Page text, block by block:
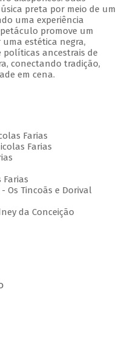
preta por meio de um
uma experiência
promove um
estética negra,
ancestrais de
conectando tradição,
em cena.
Farias
Farias
Farias
Os Tincoãs e Dorival
da Conceição